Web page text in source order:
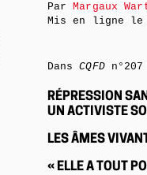
ParMargaux
Mis en ligne le
DansCQFDn°207
RÉPRESSION
UN ACTIVISTE
LES ÂMES
« ELLE A TOUT